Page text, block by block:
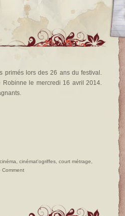
primés lors des 26 ans du festival.
Robinne le mercredi 16 avril 2014.
cinéma cinémat'ogriffes court métrage
Comment